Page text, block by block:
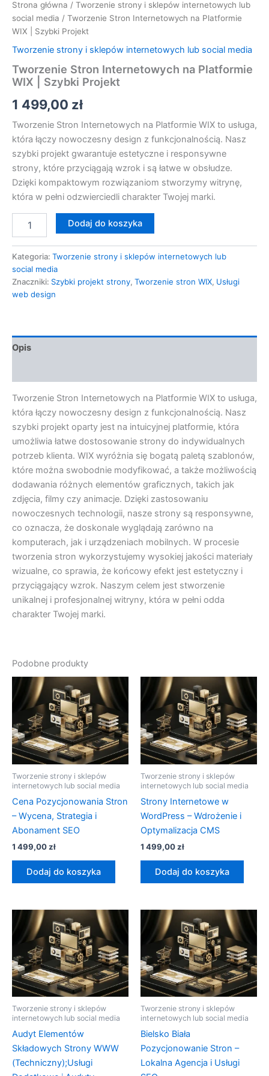
Strona główna / Tworzenie strony i sklepów internetowych lub
social media / Tworzenie Stron Internetowych na Platformie
WIX | Szybki Projekt
Tworzenie strony i sklepów internetowych lub social media
Tworzenie Stron Internetowych na Platformie
WIX | Szybki Projekt
1 499,00 zł
Tworzenie Stron Internetowych na Platformie WIX to usługa,
która łączy nowoczesny design z funkcjonalnością. Nasz
szybki projekt gwarantuje estetyczne i responsywne
strony, które przyciągają wzrok i są łatwe w obsłudze.
Dzięki kompaktowym rozwiązaniom stworzymy witrynę,
która w pełni odzwierciedli charakter Twojej marki.
Dodaj do koszyka
Kategoria: Tworzenie strony i sklepów internetowych lub
social media
Znaczniki: Szybki projekt strony, Tworzenie stron WIX, Usługi
web design
Opis
Tworzenie Stron Internetowych na Platformie WIX to usługa,
która łączy nowoczesny design z funkcjonalnością. Nasz
szybki projekt oparty jest na intuicyjnej platformie, która
umożliwia łatwe dostosowanie strony do indywidualnych
potrzeb klienta. WIX wyróżnia się bogatą paletą szablonów,
które można swobodnie modyfikować, a także możliwością
dodawania różnych elementów graficznych, takich jak
zdjęcia, filmy czy animacje. Dzięki zastosowaniu
nowoczesnych technologii, nasze strony są responsywne,
co oznacza, że doskonale wyglądają zarówno na
komputerach, jak i urządzeniach mobilnych. W procesie
tworzenia stron wykorzystujemy wysokiej jakości materiały
wizualne, co sprawia, że końcowy efekt jest estetyczny i
przyciągający wzrok. Naszym celem jest stworzenie
unikalnej i profesjonalnej witryny, która w pełni odda
charakter Twojej marki.
Podobne produkty
Tworzenie strony i sklepów
internetowych lub social media
Cena Pozycjonowania Stron
– Wycena, Strategia i
Abonament SEO
1 499,00zł
Dodaj do koszyka
Tworzenie strony i sklepów
internetowych lub social media
Strony Internetowe w
WordPress – Wdrożenie i
Optymalizacja CMS
1 499,00zł
Dodaj do koszyka
Tworzenie strony i sklepów
internetowych lub social media
Audyt Elementów
Składowych Strony WWW
(Techniczny);Usługi
Tworzenie strony i sklepów
internetowych lub social media
Bielsko Biała
Pozycjonowanie Stron –
Lokalna Agencja i Usługi